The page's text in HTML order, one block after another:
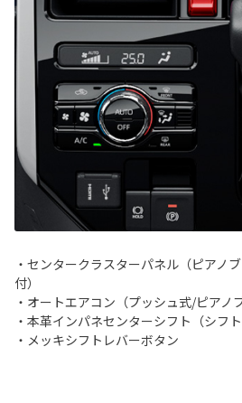
・センタークラスターパネル（ピアノ
付）
・オートエアコン（プッシュ式/ピアノ
・本革インパネセンターシフト（シフ
・メッキシフトレバーボタン